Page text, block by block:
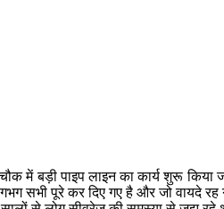
में बड़ी पाइप लाइन का कार्य शुरू
पूरे कर दिए गए है और जो वायदे रह